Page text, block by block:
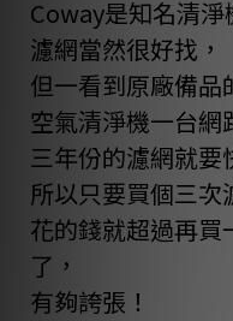
Coway是知名清淨
濾網當然很好找，
但一看到原廠備品
空氣清淨機一台網
三年份的濾網就要
所以只要買個三次
花的錢就超過再買
了，
有夠誇張！